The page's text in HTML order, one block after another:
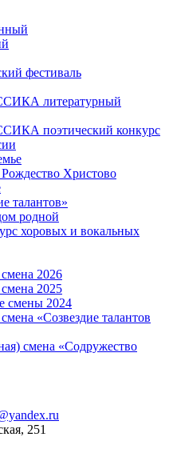
фестиваль
литературный
поэтический конкурс
Христово
талантов»
родной
хоровых и вокальных
2026
2025
смены 2024
«Созвездие талантов
смена «Содружество
251